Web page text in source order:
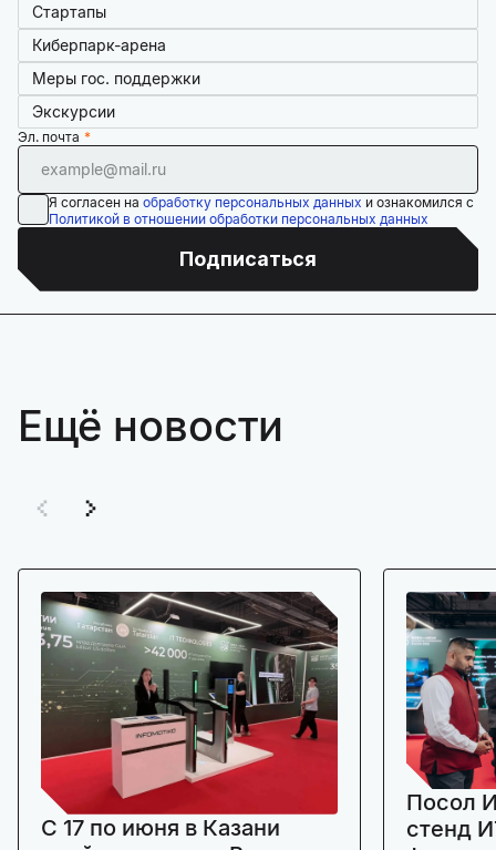
Стартапы
Киберпарк-арена
Меры гос. поддержки
Экскурсии
Эл. почта
Я согласен на обработку персональных данных и ознакомился с
Политикой в отношении обработки персональных данных
Подписаться
Ещё новости
C 17 по июня в Казани
Посол
стенд